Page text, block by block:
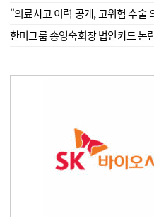
"의료사고 이력 공개, 고위험 수술
한미그룹 송영숙회장 법인카드